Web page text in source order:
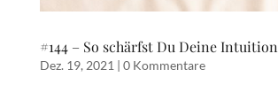
#144 – So schärfst Du Deine Intuition
Dez. 19, 2021 | 0 Kommentare